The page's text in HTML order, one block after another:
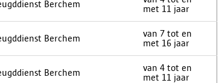
Berchem
met 11 jaar
Berchem
van 7 tot en
met 16 jaar
Berchem
van 4 tot en
met 11 jaar